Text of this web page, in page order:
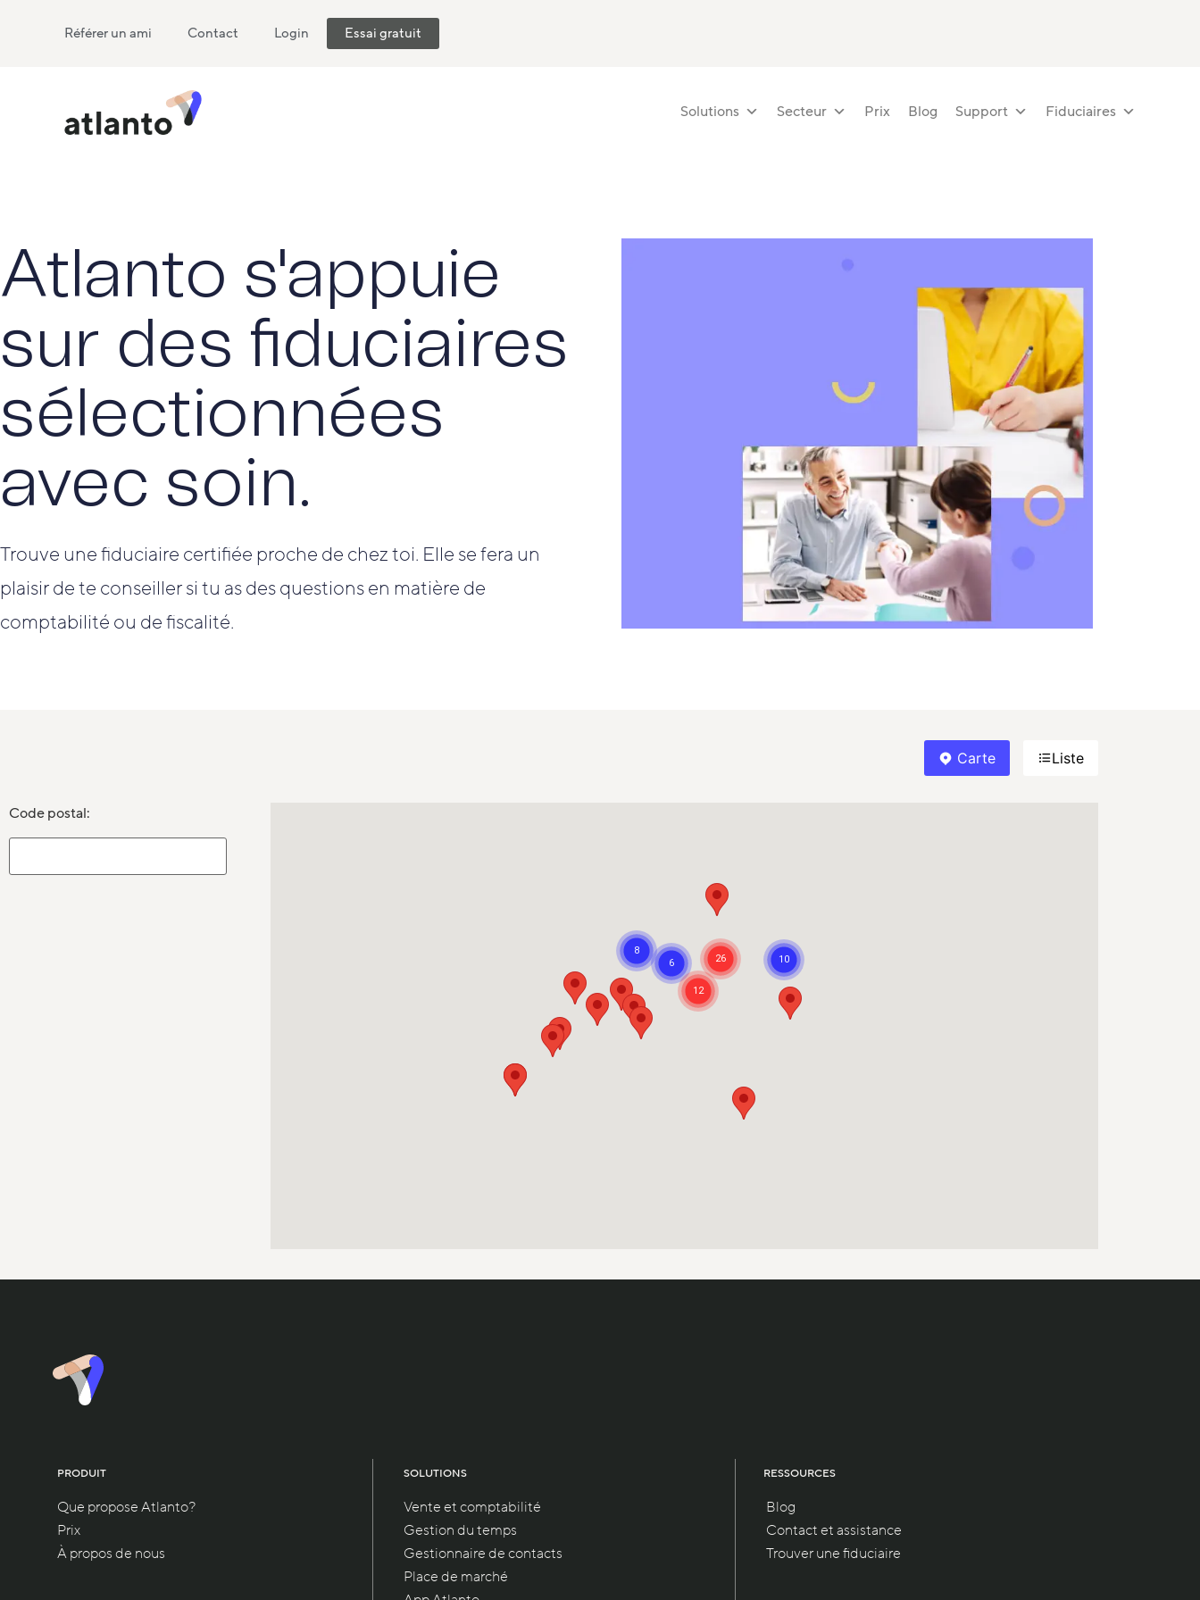
Référer un ami Contact Login Essai gratuit
Solutions Secteur Prix Blog Support Fiduciaires
Atlanto s'appuie
sur des fiduciaires
sélectionnées
avec soin.
Trouve une fiduciaire certifiée proche de chez toi. Elle se fera un
plaisir de te conseiller si tu as des questions en matière de
comptabilité ou de fiscalité.
Carte Liste
Code postal:
PRODUIT
Que propose Atlanto?
Prix
À propos de nous
SOLUTIONS
Vente et comptabilité
Gestion du temps
Gestionnaire de contacts
Place de marché
RESSOURCES
Blog
Contact et assistance
Trouver une fiduciaire